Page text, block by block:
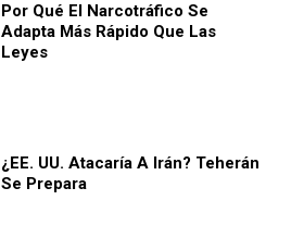
Por Qué El Narcotráfico Se
Adapta Más Rápido Que Las
Leyes
¿EE. UU. Atacaría A Irán? Teherán
Se Prepara